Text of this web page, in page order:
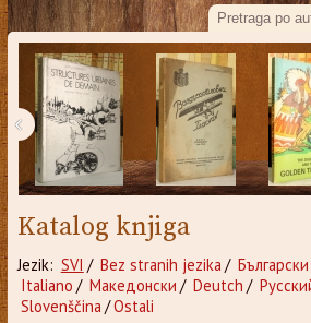
‹
Katalog knjiga
Jezik: SVI / Bez stranih jezika / Български
Italiano / Македонски / Deutch /
Slovenščina /Ostali